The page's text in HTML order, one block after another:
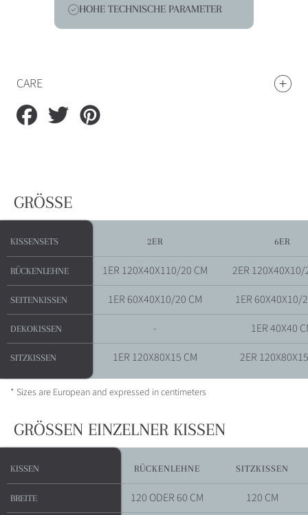
HOHE TECHNISCHE PARAMETER
CARE
Compartir
en
Compartir
en
GRÖSSE
KISSENSETS
RÜCKENLEHNE
SEITENKISSEN
DEKOKISSEN
SITZKISSEN
KISSENSETS 2ER 6ER
RÜCKENLEHNE 1ER 120X40X110/20 CM 2ER 120X40X10/
SEITENKISSEN 1ER 60X40X10/20 CM 1ER 60X40X10/
DEKOKISSEN - 1ER 40X40
SITZKISSEN 1ER 120X80X15 CM 2ER
* Sizes are European and expressed in centimeters
GRÖSSEN EINZELNER KISSEN
KISSEN
BREITE
KISSEN RÜCKENLEHNE SITZKISSEN
BREITE 120 ODER 60 CM 120 CM